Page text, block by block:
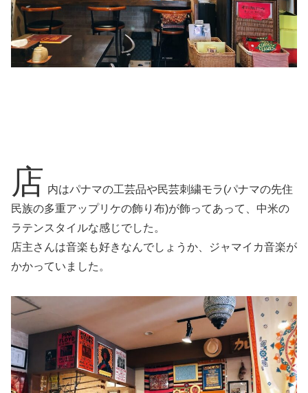
店 内はパナマの工芸品や民芸刺繍モラ(パナマの先住
民族の多重アップリケの飾り布)が飾ってあって、中米の
ラテンスタイルな感じでした。
店主さんは音楽も好きなんでしょうか、ジャマイカ音楽が
かかっていました。